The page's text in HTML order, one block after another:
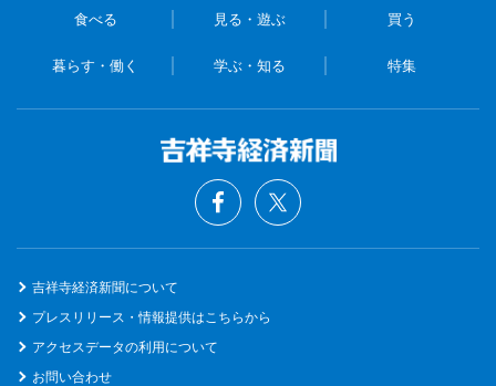
食べる 見る・遊ぶ 買う
暮らす・働く 学ぶ・知る 特集
吉祥寺経済新聞について
プレスリリース・情報提供はこちらから
アクセスデータの利用について
お問い合わせ